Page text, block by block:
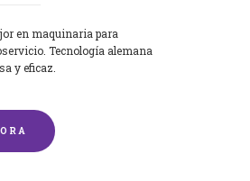
en maquinaria para
Tecnología alemana
y eficaz.